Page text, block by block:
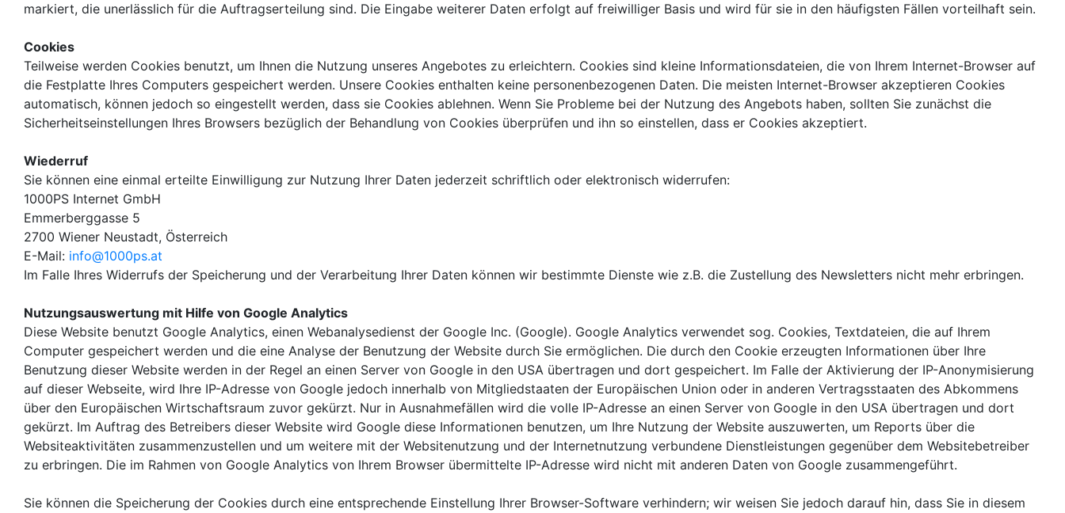
markiert, die unerlässlich für die Auftragserteilung sind. Die Eingabe weiterer Daten erfolgt auf freiwilliger Basis und wird für sie in den häufigsten Fällen vorteilhaft sein.
Cookies
Teilweise werden Cookies benutzt, um Ihnen die Nutzung unseres Angebotes zu erleichtern. Cookies sind kleine Informationsdateien, die von Ihrem Internet-Browser auf
die Festplatte Ihres Computers gespeichert werden. Unsere Cookies enthalten keine personenbezogenen Daten. Die meisten Internet-Browser akzeptieren Cookies
automatisch, können jedoch so eingestellt werden, dass sie Cookies ablehnen. Wenn Sie Probleme bei der Nutzung des Angebots haben, sollten Sie zunächst die
Sicherheitseinstellungen Ihres Browsers bezüglich der Behandlung von Cookies überprüfen und ihn so einstellen, dass er Cookies akzeptiert.
Wiederruf
Sie können eine einmal erteilte Einwilligung zur Nutzung Ihrer Daten jederzeit schriftlich oder elektronisch widerrufen:
1000PS Internet GmbH
Emmerberggasse 5
2700 Wiener Neustadt, Österreich
E-Mail: info@1000ps.at
Im Falle Ihres Widerrufs der Speicherung und der Verarbeitung Ihrer Daten können wir bestimmte Dienste wie z.B. die Zustellung des Newsletters nicht mehr erbringen.
Nutzungsauswertung mit Hilfe von Google Analytics
Diese Website benutzt Google Analytics, einen Webanalysedienst der Google Inc. (Google). Google Analytics verwendet sog. Cookies, Textdateien, die auf Ihrem
Computer gespeichert werden und die eine Analyse der Benutzung der Website durch Sie ermöglichen. Die durch den Cookie erzeugten Informationen über Ihre
Benutzung dieser Website werden in der Regel an einen Server von Google in den USA übertragen und dort gespeichert. Im Falle der Aktivierung der IP-Anonymisierung
auf dieser Webseite, wird Ihre IP-Adresse von Google jedoch innerhalb von Mitgliedstaaten der Europäischen Union oder in anderen Vertragsstaaten des Abkommens
über den Europäischen Wirtschaftsraum zuvor gekürzt. Nur in Ausnahmefällen wird die volle IP-Adresse an einen Server von Google in den USA übertragen und dort
gekürzt. Im Auftrag des Betreibers dieser Website wird Google diese Informationen benutzen, um Ihre Nutzung der Website auszuwerten, um Reports über die
Websiteaktivitäten zusammenzustellen und um weitere mit der Websitenutzung und der Internetnutzung verbundene Dienstleistungen gegenüber dem Websitebetreiber
zu erbringen. Die im Rahmen von Google Analytics von Ihrem Browser übermittelte IP-Adresse wird nicht mit anderen Daten von Google zusammengeführt.
Sie können die Speicherung der Cookies durch eine entsprechende Einstellung Ihrer Browser-Software verhindern; wir weisen Sie jedoch darauf hin, dass Sie in diesem